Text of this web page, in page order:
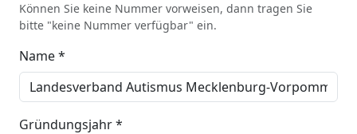
Können Sie keine Nummer vorweisen, dann tragen Sie
bitte "keine Nummer verfügbar" ein.
Name *
Gründungsjahr *